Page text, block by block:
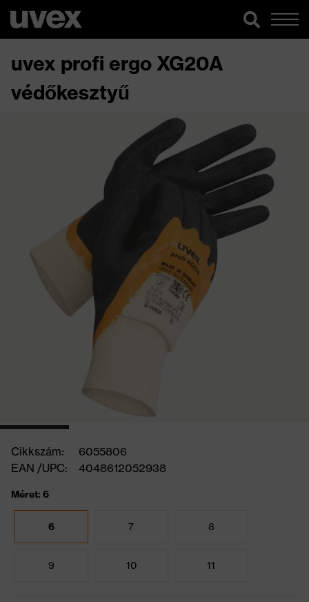
uvex profi ergo XG20A
védőkesztyű
Cikkszám:
6055806
EAN /UPC:
4048612052938
Méret: 6
6 7 8
9 10 11